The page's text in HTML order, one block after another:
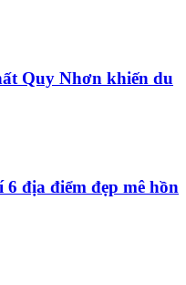
Quy Nhơn khiến du
địa điểm đẹp mê hồn